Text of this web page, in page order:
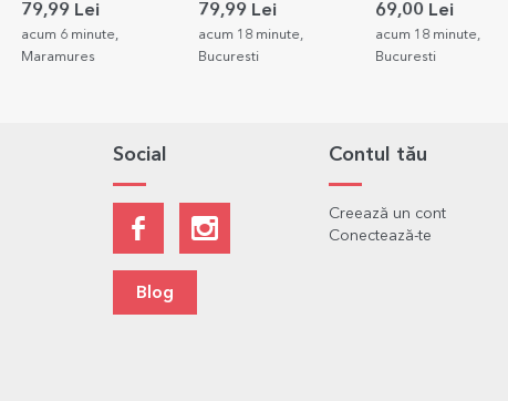
Celebrating life
79,99 Lei
acum 6 minute,
Maramures
Royalty
79,99 Lei
acum 18 minute,
Bucuresti
grafica ta portret
69,00 Lei
acum 18 minute,
Bucuresti
Social
Blog
Contul tău
Creează un cont
Conectează-te